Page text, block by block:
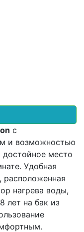
с
и возможностью
достойное место
Удобная
расположенная
нагрева воды,
лет на бак из